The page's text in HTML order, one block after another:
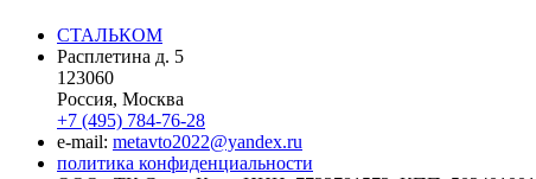
СТАЛЬКОМ
Расплетина д. 5
123060
Россия, Москва
+7 (495) 784-76-28
e-mail: metavto2022@yandex.ru
политика конфиденциальности